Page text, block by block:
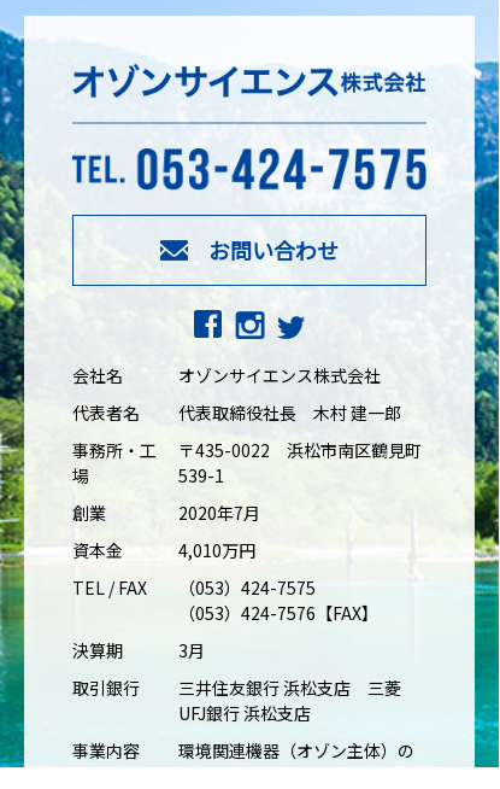
お問い合わせ
会社名
オゾンサイエンス株式会社
代表者名
代表取締役社長 木村 建一郎
事務所・工
場
〒435-0022 浜松市南区鶴見町
539-1
創業
2020年7月
資本金
4,010万円
TEL / FAX
（053）424-7575
（053）424-7576【FAX】
決算期
3月
取引銀行
三井住友銀行 浜松支店 三菱
UFJ銀行 浜松支店
事業内容
環境関連機器（オゾン主体）の